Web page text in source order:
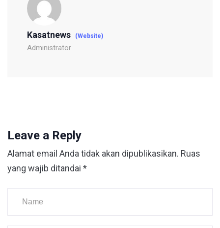
Kasatnews (Website)
Administrator
Leave a Reply
Alamat email Anda tidak akan dipublikasikan. Ruas
yang wajib ditandai *